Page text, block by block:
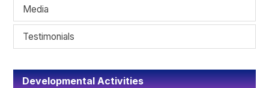
Media
Testimonials
Developmental Activities